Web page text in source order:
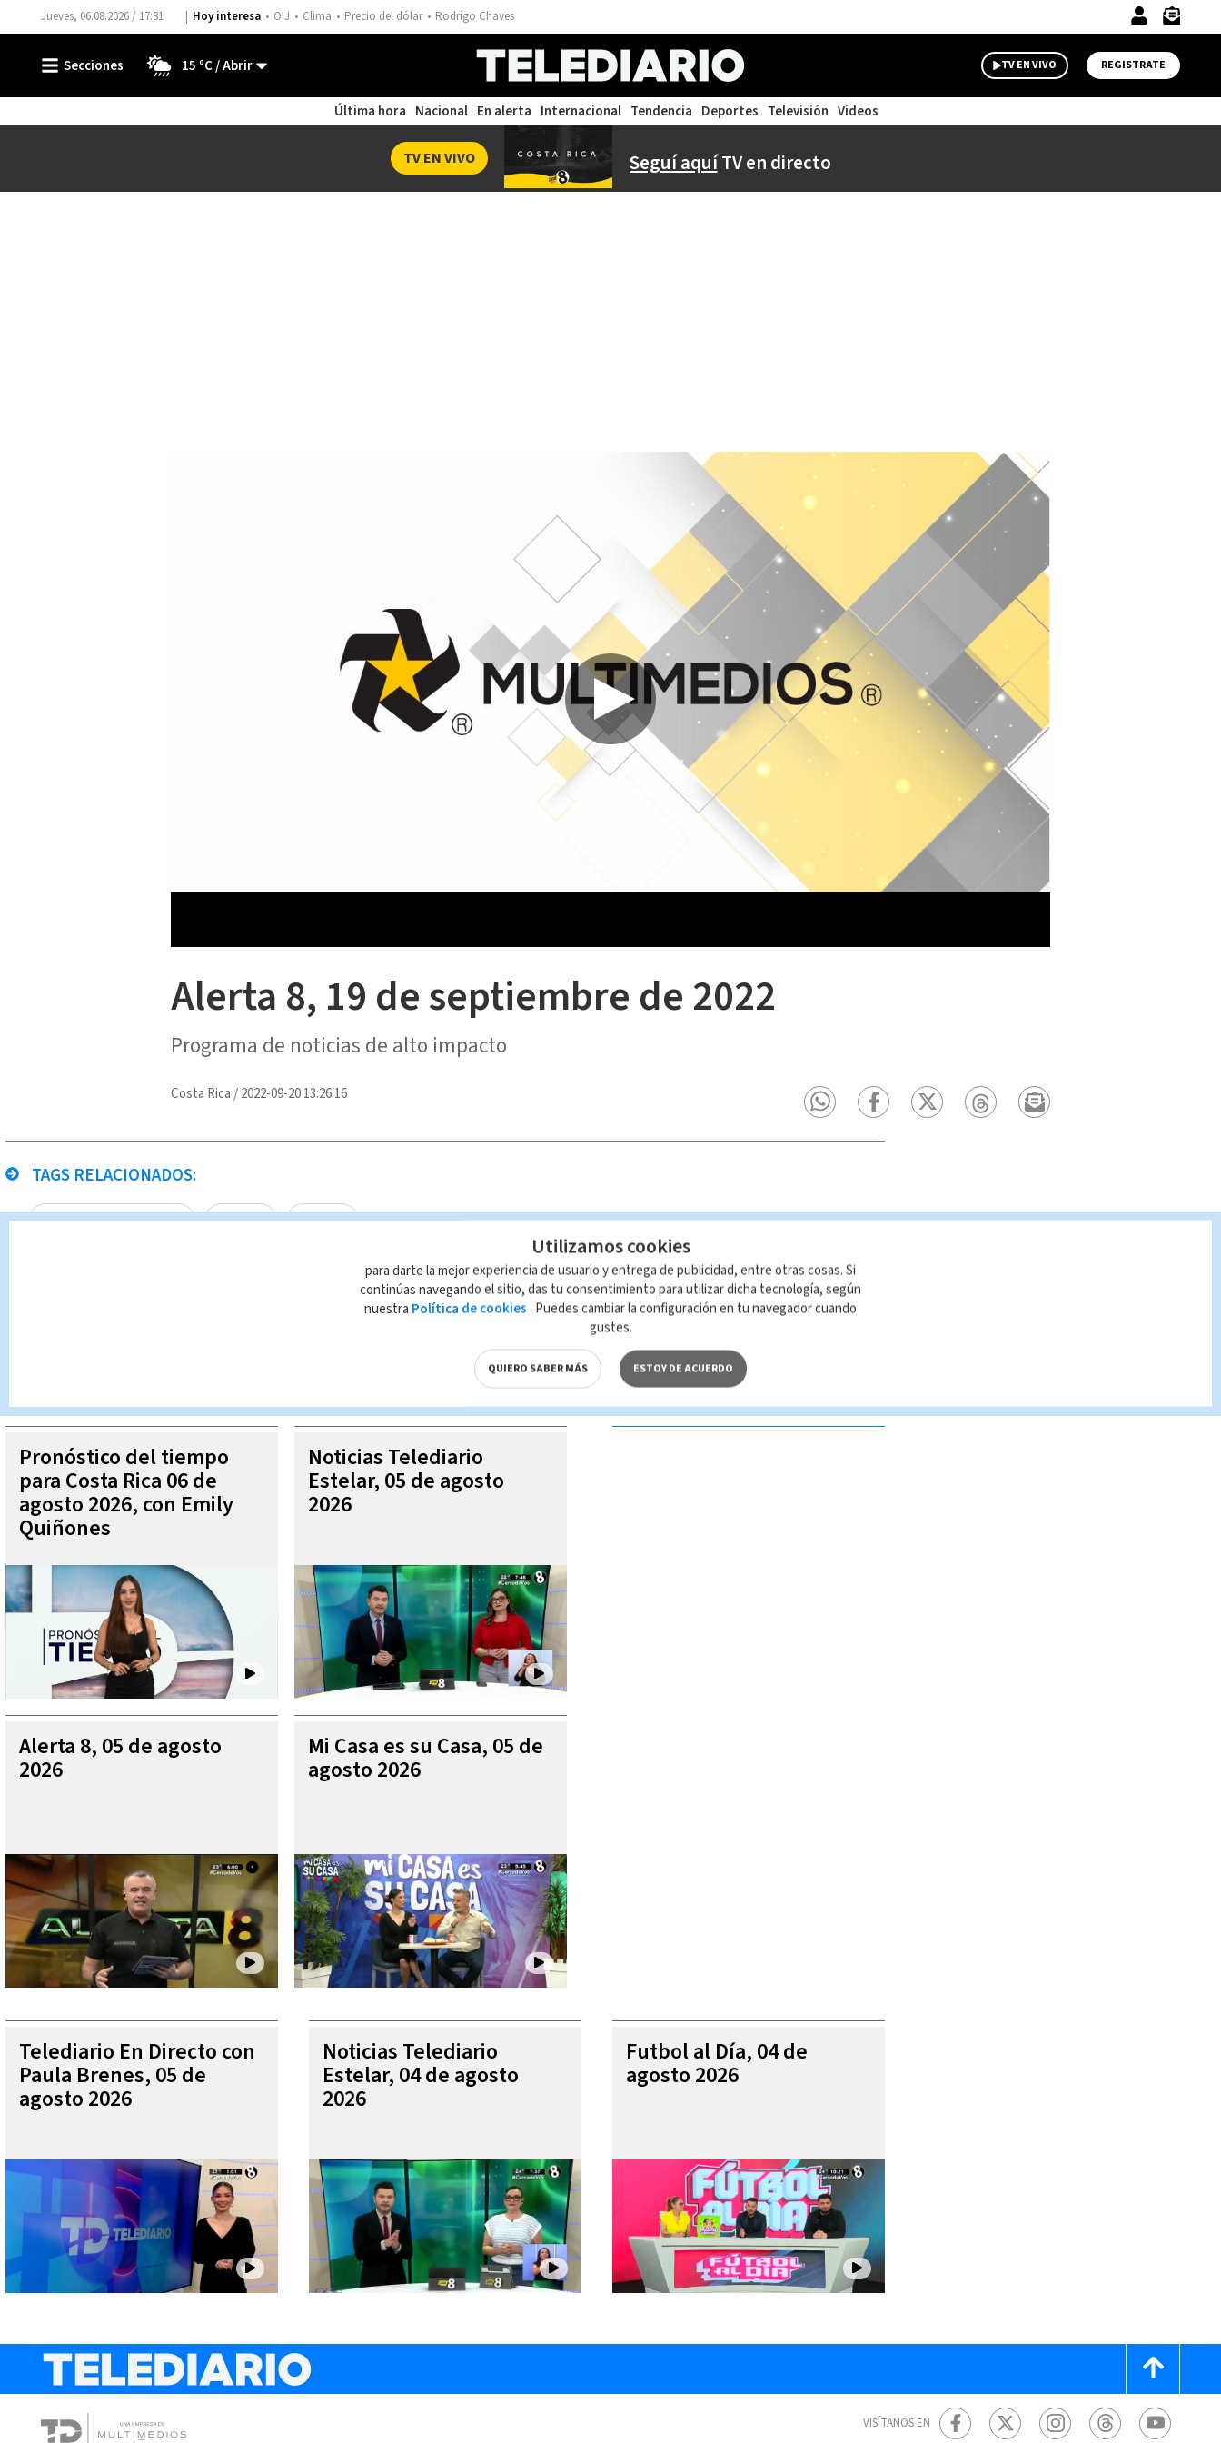
Jueves, 06.08.2026 / 17:31 Hoy interesa OIJ Clima Precio del dólar Rodrigo Chaves
15 ºC TV EN VIVO REGISTRATE
Última hora Nacional En alerta Internacional Tendencia Deportes Televisión Videos
Seguí aquíTV en directo
TV EN VIVO
Alerta 8, 19 de septiembre de 2022
Programa de noticias de alto impacto
Costa Rica /2022-09-20 13:26:16
TAGS RELACIONADOS:
Multimedios Costa Rica Canal8 Alerta 8
Queda prohibida la reproducción total o parcial del contenido de esta página, mismo que es propiedad de TELEDIARIO; su reproducción no
MÁS VIDEOS
Pronóstico del tiempo
para Costa Rica 06 de
agosto 2026, con Emily
Quiñones
Noticias Telediario
Estelar, 05 de agosto
2026
Alerta 8, 05 de agosto
2026
Mi Casa es su Casa, 05 de
agosto 2026
Telediario En Directo con
Paula Brenes, 05 de
agosto 2026
Noticias Telediario
Estelar, 04 de agosto
2026
Futbol al Día, 04 de
agosto 2026
VISÍTANOS EN
Utilizamos cookies
para darte la mejor experiencia de usuario y entrega de publicidad, entre otras cosas. Si
continúas navegando el sitio, das tu consentimiento para utilizar dicha tecnología, según
nuestra Política de cookies . Puedes cambiar la configuración en tu navegador cuando
gustes.
QUIERO SABER MÁS ESTOY DE ACUERDO